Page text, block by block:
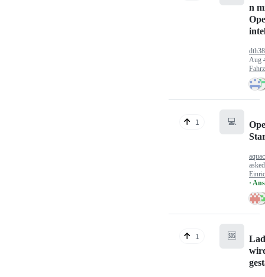
n
Aug
1 💻
·
1 🆘